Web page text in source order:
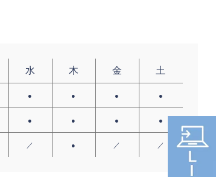
水 木 金 土
● ● ● ●
● ● ● ●
／ ● ／ ／